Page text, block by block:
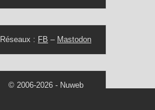
Réseaux : FB – Mastodon
© 2006-2026 - Nuweb